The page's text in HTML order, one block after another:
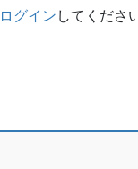
ログイン してくださ